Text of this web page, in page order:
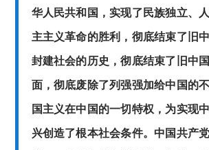
华人民共和国，实现了民族独立、
主主义革命的胜利，彻底结束了旧
封建社会的历史，彻底结束了旧中
面，彻底废除了列强强加给中国的
国主义在中国的一切特权，为实现
兴创造了根本社会条件。中国共产